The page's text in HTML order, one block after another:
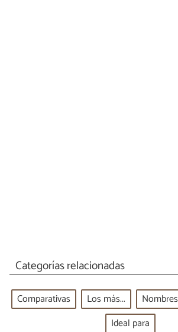
Categorías relacionadas
Comparativas Los más... Nombres
Ideal para